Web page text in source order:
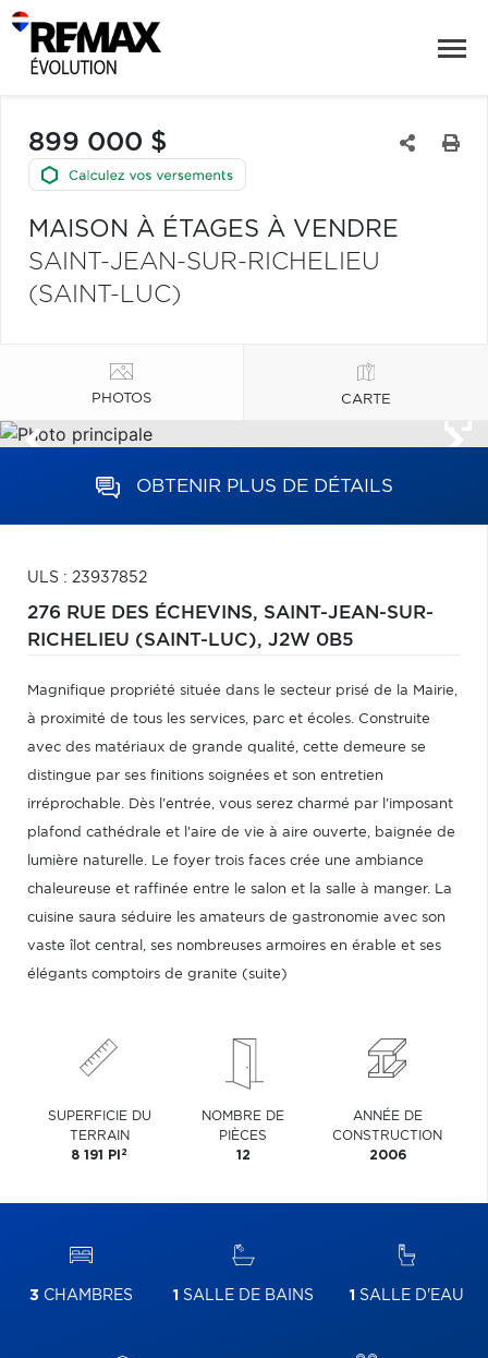
899 000 $
MAISON À ÉTAGES À VENDRE
SAINT-JEAN-SUR-RICHELIEU
(SAINT-LUC)
PHOTOS CARTE
OBTENIR PLUS DE DÉTAILS
ULS : 23937852
276 RUE DES ÉCHEVINS, SAINT-JEAN-SUR-
RICHELIEU (SAINT-LUC), J2W 0B5
Magnifique propriété située dans le secteur prisé de la Mairie,
à proximité de tous les services, parc et écoles. Construite
avec des matériaux de grande qualité, cette demeure se
distingue par ses finitions soignées et son entretien
irréprochable. Dès l'entrée, vous serez charmé par l'imposant
plafond cathédrale et l'aire de vie à aire ouverte, baignée de
lumière naturelle. Le foyer trois faces crée une ambiance
chaleureuse et raffinée entre le salon et la salle à manger. La
cuisine saura séduire les amateurs de gastronomie avec son
vaste îlot central, ses nombreuses armoires en érable et ses
élégants comptoirs de granite (suite)
SUPERFICIE DU
TERRAIN
8 191 PI 2
NOMBRE DE
PIÈCES
12
ANNÉE DE
CONSTRUCTION
2006
3 CHAMBRES 1 SALLE DE BAINS 1 SALLE D'EAU